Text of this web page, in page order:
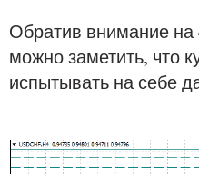
Обратив внимание на
можно заметить, что
испытывать на себе